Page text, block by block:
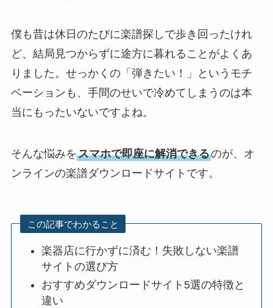
僕も昔は休日のたびに楽譜探しで歩き回ったけれ
ど、結局見つからずに途方に暮れることがよくあ
りました。せっかくの「弾きたい！」というモチ
ベーションも、手間のせいで冷めてしまうのは本
当にもったいないですよね。
そんな悩みをスマホで即座に解消できるのが、オ
ンラインの楽譜ダウンロードサイトです。
この記事でわかること
楽器店に行かずに済む！失敗しない楽譜
サイトの選び方
おすすめダウンロードサイト5選の特徴と
違い